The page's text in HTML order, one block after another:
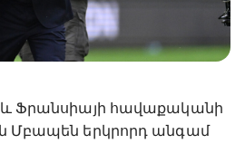
և Ֆրանսիայի հավաքականի
Մբապեն երկրորդ անգամ